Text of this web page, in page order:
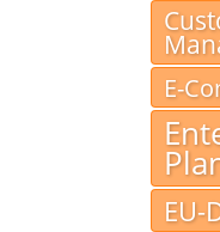
E-
EU-